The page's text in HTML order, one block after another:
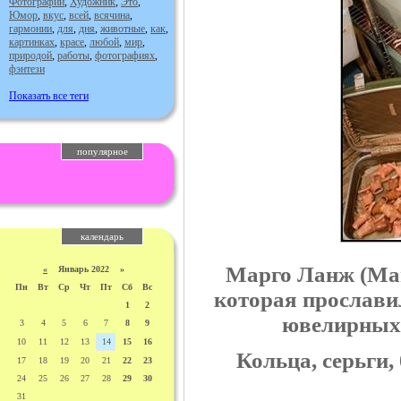
Юмор, вкус, всей, всячина,
гармонии, для, дня, животные, как,
картинках, красе, любой, мир,
природой, работы, фотографиях,
фэнтези
Показать все теги
популярное
календарь
« Январь 2022 »
Пн
Вт Ср Чт Пт Сб
Вс
1
2
3
4 5 6 7 8
9
10
11 12 13 14 15
16
17
18 19 20 21 22
23
24
25 26 27 28 29
30
31
Марго Ланж
которая
ювелирных
Кольца,